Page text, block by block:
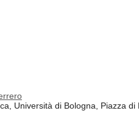
Università di Bologna, Piazza